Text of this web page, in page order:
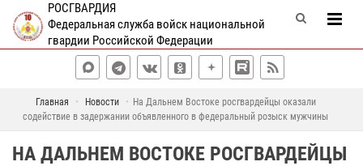
РОСГВАРДИЯ
Федеральная служба войск национальной
гвардии Российской Федерации
Главная Новости
На Дальнем Востоке росгвардейцы оказали
содействие в задержании объявленного в федеральный розыск мужчины
НА ДАЛЬНЕМ ВОСТОКЕ РОСГВАРДЕЙЦЫ